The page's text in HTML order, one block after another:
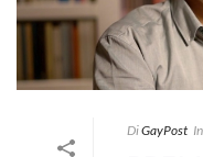
DiGayPost In